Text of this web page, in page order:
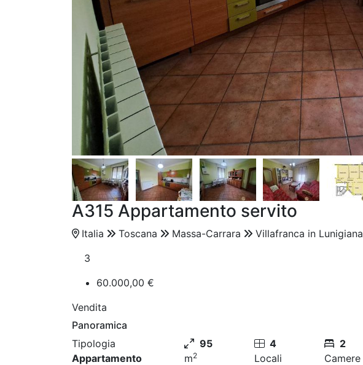
A315 Appartamento servito
Italia Toscana Massa-Carrara Villafranca in Lunigiana
3
60.000,00 €
Vendita
Panoramica
Tipologia
Appartamento
95
m2
4
Locali
2
Camere